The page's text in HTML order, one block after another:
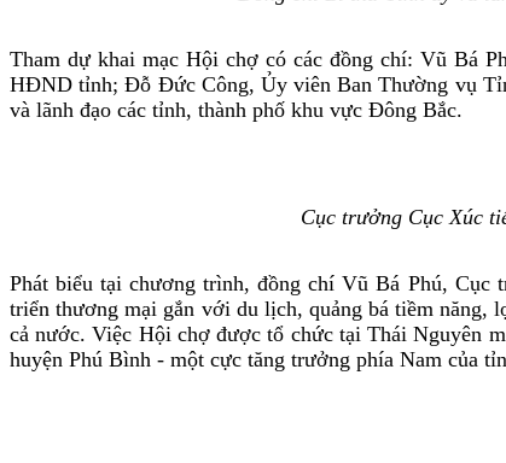
Tham dự khai mạc Hội chợ có các đồng chí: Vũ Bá
HĐND tỉnh; Đỗ Đức Công, Ủy viên Ban Thường vụ
và lãnh đạo các tỉnh, thành phố khu vực Đông Bắc.
Cục trưởng Cục Xúc
Phát biểu tại chương trình, đồng chí Vũ Bá Phú, Cục
triển thương mại gắn với du lịch, quảng bá tiềm năng,
cả nước. Việc Hội chợ được tổ chức tại Thái Nguyên
huyện Phú Bình - một cực tăng trưởng phía Nam của